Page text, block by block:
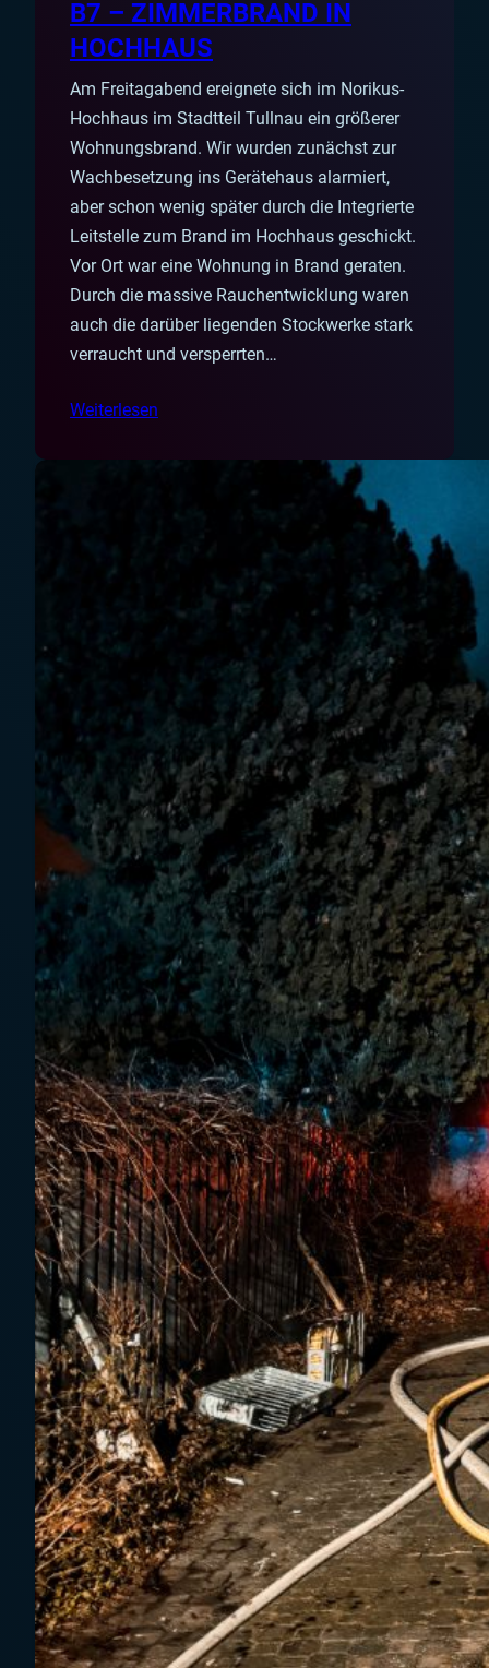
B7 – ZIMMERBRAND IN
HOCHHAUS
Am Freitagabend ereignete sich im Norikus-
Hochhaus im Stadtteil Tullnau ein größerer
Wohnungsbrand. Wir wurden zunächst zur
Wachbesetzung ins Gerätehaus alarmiert,
aber schon wenig später durch die Integrierte
Leitstelle zum Brand im Hochhaus geschickt.
Vor Ort war eine Wohnung in Brand geraten.
Durch die massive Rauchentwicklung waren
auch die darüber liegenden Stockwerke stark
verraucht und versperrten…
Weiterlesen